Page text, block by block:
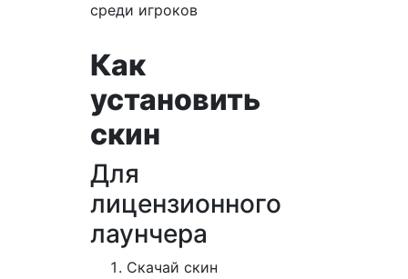
среди игроков
Как
установить
скин
Для
лицензионного
лаунчера
Cкачай скин